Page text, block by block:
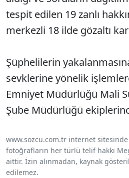
tespit edilen 19 zanlı
merkezli 18 ilde gözaltı
Şüphelilerin
sevklerine yönelik
Emniyet Müdürlüğü Mali
Şube Müdürlüğü
www.sozcu.com.tr internet sitesinde
fotoğrafların her türlü telif hakkı
aittir. İzin alınmadan, kaynak
edilemez.